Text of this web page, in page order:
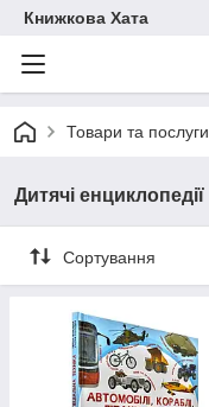
Книжкова Хата
Товари та послуги
Дитячі енциклопедії
Сортування